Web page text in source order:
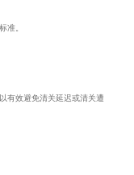
准。
有效避免清关延迟或清关遭